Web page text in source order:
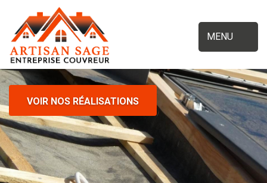
MENU
VOIR NOS RÉALISATIONS